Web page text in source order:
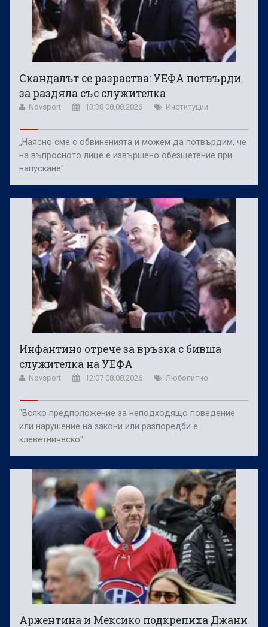
Скандалът се разраства: УЕФА потвърди
за раздяла със служителка
Novsport 13:38 08.08.2026 Институции
„Наясно сме с обвиненията и можем да потвърдим, че
на въпросното лице е извършено обезщетение при
напускане"
Инфантино отрече за връзка с бивша
служителка на УЕФА
Novsport 12:07 08.08.2026 Любопитно
"Всяко предположение за неподходящо поведение
или нарушение на закони или разпоредби е
клеветническо"
Аржентина и Мексико подкрепиха Джани